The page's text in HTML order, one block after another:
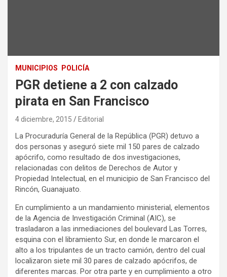
MUNICIPIOS POLICÍA
PGR detiene a 2 con calzado
pirata en San Francisco
4 diciembre, 2015 Editorial
La Procuraduría General de la República (PGR) detuvo a
dos personas y aseguró siete mil 150 pares de calzado
apócrifo, como resultado de dos investigaciones,
relacionadas con delitos de Derechos de Autor y
Propiedad Intelectual, en el municipio de San Francisco del
Rincón, Guanajuato.
En cumplimiento a un mandamiento ministerial, elementos
de la Agencia de Investigación Criminal (AIC), se
trasladaron a las inmediaciones del boulevard Las Torres,
esquina con el libramiento Sur, en donde le marcaron el
alto a los tripulantes de un tracto camión, dentro del cual
localizaron siete mil 30 pares de calzado apócrifos, de
diferentes marcas. Por otra parte y en cumplimiento a otro